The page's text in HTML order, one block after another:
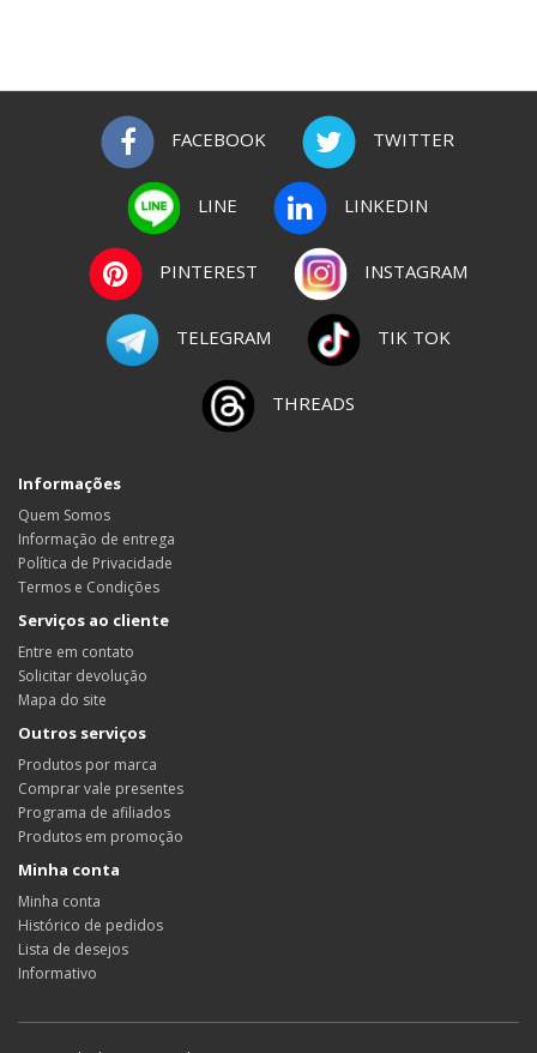
FACEBOOK TWITTER
LINE LINKEDIN
PINTEREST INSTAGRAM
TELEGRAM TIK TOK
THREADS
Informações
Quem Somos
Informação de entrega
Política de Privacidade
Termos e Condições
Serviços ao cliente
Entre em contato
Solicitar devolução
Mapa do site
Outros serviços
Produtos por marca
Comprar vale presentes
Programa de afiliados
Produtos em promoção
Minha conta
Minha conta
Histórico de pedidos
Lista de desejos
Informativo